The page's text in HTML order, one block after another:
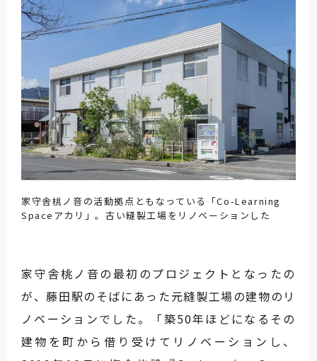
家守舎桃ノ音の活動拠点ともなっている「Co-Learning
Spaceアカリ」。古い縫製工場をリノベーションした
家守舎桃ノ音の最初のプロジェクトとなったの
が、藤田駅のそばにあった元縫製工場の建物のリ
ノベーションでした。「築50年ほどになるその
建物を町から借り受けてリノベーションし、